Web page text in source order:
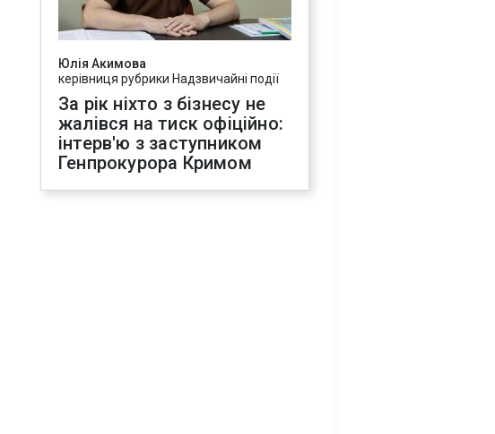
Юлія Акимова
керівниця рубрики Надзвичайні події
За рік ніхто з бізнесу не
жалівся на тиск офіційно:
інтерв'ю з заступником
Генпрокурора Кримом